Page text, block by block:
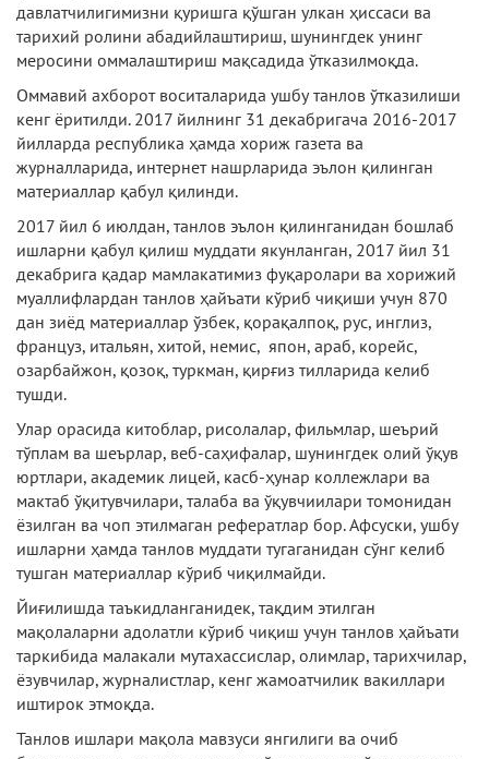
давлатчилигимизни қуришга қўшган улкан ҳиссаси ва
тарихий ролини абадийлаштириш, шунингдек унинг
меросини оммалаштириш мақсадида ўтказилмоқда.
Оммавий ахборот воситаларида ушбу танлов ўтказилиши
кенг ёритилди. 2017 йилнинг 31 декабригача 2016-2017
йилларда республика ҳамда хориж газета ва
журналларида, интернет нашрларида эълон қилинган
материаллар қабул қилинди.
2017 йил 6 июлдан, танлов эълон қилинганидан бошлаб
ишларни қабул қилиш муддати якунланган, 2017 йил 31
декабрига қадар мамлакатимиз фуқаролари ва хорижий
муаллифлардан танлов ҳайъати кўриб чиқиши учун 870
дан зиёд материаллар ўзбек, қорақалпоқ, рус, инглиз,
француз, итальян, хитой, немис, япон, араб, корейс,
озарбайжон, қозоқ, туркман, қирғиз тилларида келиб
тушди.
Улар орасида китоблар, рисолалар, фильмлар, шеърий
тўплам ва шеърлар, веб-саҳифалар, шунингдек олий ўқув
юртлари, академик лицей, касб-ҳунар коллежлари ва
мактаб ўқитувчилари, талаба ва ўқувчиилари томонидан
ёзилган ва чоп этилмаган рефератлар бор. Афсуски, ушбу
ишларни ҳамда танлов муддати тугаганидан сўнг келиб
тушган материаллар кўриб чиқилмайди.
Йиғилишда таъкидланганидек, тақдим этилган
мақолаларни адолатли кўриб чиқиш учун танлов ҳайъати
таркибида малакали мутахассислар, олимлар, тарихчилар,
ёзувчилар, журналистлар, кенг жамоатчилик вакиллари
иштирок этмоқда.
Танлов ишлари мақола мавзуси янгилиги ва очиб